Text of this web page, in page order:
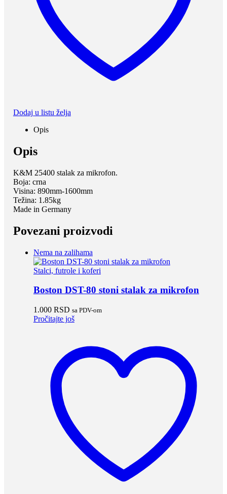
Dodaj u listu želja
Opis
Opis
K&M 25400 stalak za mikrofon.
Boja: crna
Visina: 890mm-1600mm
Težina: 1.85kg
Made in Germany
Povezani proizvodi
Nema na zalihama
Stalci, futrole i koferi
Boston DST-80 stoni stalak za mikrofon
1.000 RSD sa PDV-om
Pročitajte još